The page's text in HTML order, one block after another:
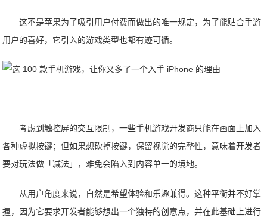
这不是苹果为了吸引用户付费而做出的唯一规定，为了能贴合手游
用户的喜好，它引入的游戏类型也都有迹可循。
考虑到触控屏的交互限制，一些手机游戏开发商只能在画面上加入
各种虚拟按键；但如果想砍掉按键，保留视觉的完整性，意味着开发者
要对玩法做「减法」，难免会陷入到内容单一的境地。
从用户角度来说，自然是希望体验和乐趣兼得。这种平衡并不好掌
握，因为它要求开发者能够想出一个独特的创意点，并在此基础上进行